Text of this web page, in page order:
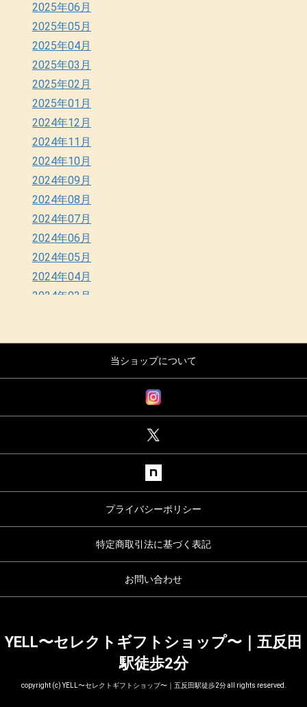
2025年06月
2025年05月
2025年04月
2025年03月
2025年02月
2025年01月
2024年12月
2024年11月
2024年10月
2024年09月
2024年08月
2024年07月
2024年06月
2024年05月
2024年04月
2024年03月
2023年03月
2023年01月
2022年10月
当ショップについて
プライバシーポリシー
特定商取引法に基づく表記
お問い合わせ
YELL〜セレクトギフトショップ〜｜五反田
駅徒歩2分
copyright (c) YELL〜セレクトギフトショップ〜｜五反田駅徒歩2分 all rights reserved.